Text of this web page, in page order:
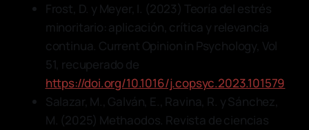
Frost, D. y Meyer, I. (2023) Teoría del estrés
minoritario: aplicación, crítica y relevancia
continua. Current Opinion in Psychology, Vol
51, recuperado de
https://doi.org/10.1016/j.copsyc.2023.101579
Salazar, M., Galván, E., Ravina, R. y Sánchez,
M. (2025) Methaodos. Revista de ciencias